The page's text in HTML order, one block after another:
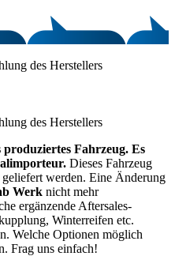
des Herstellers
des Herstellers
produziertes Fahrzeug. Es
Dieses Fahrzeug
werden. Eine Änderung
Werk nicht mehr
ergänzende Aftersales‐
Winterreifen etc.
Welche Optionen möglich
Frag uns einfach!